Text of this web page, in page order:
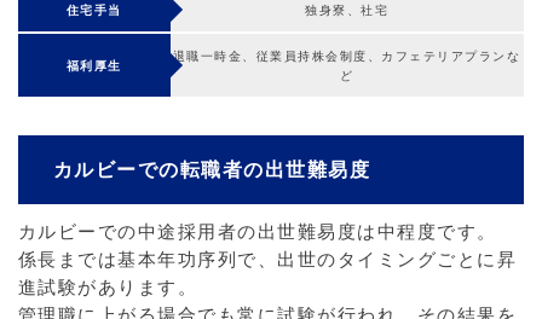
住宅手当 独身寮、社宅
福利厚生
退職一時金、従業員持株会制度、カフェテリアプランな
ど
カルビーでの転職者の出世難易度
カルビーでの中途採用者の出世難易度は中程度です。
係長までは基本年功序列で、出世のタイミングごとに昇
進試験があります。